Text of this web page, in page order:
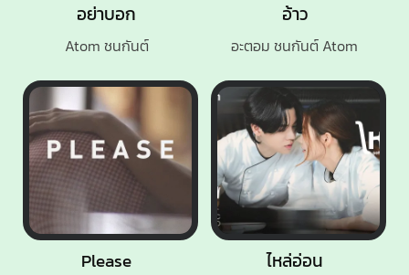
อ้าว
อะตอม ชนกันต์ Atom
อย่าบอก
Atom ชนกันต์
Please ไหล่อ่อน